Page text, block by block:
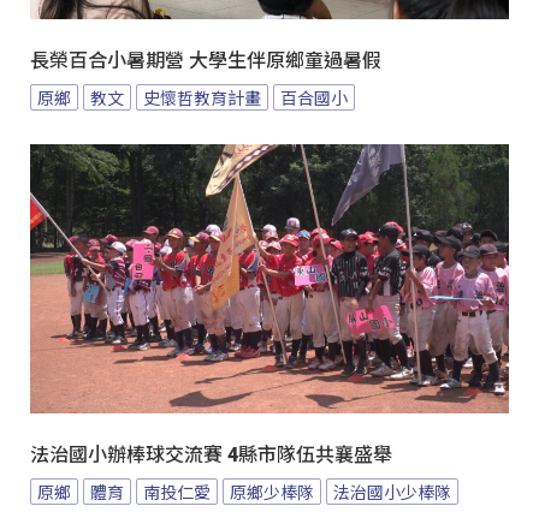
長榮百合小暑期營 大學生伴原鄉童過暑假
原鄉 教文 史懷哲教育計畫 百合國小
法治國小辦棒球交流賽 4縣市隊伍共襄盛舉
原鄉 體育 南投仁愛 原鄉少棒隊 法治國小少棒隊